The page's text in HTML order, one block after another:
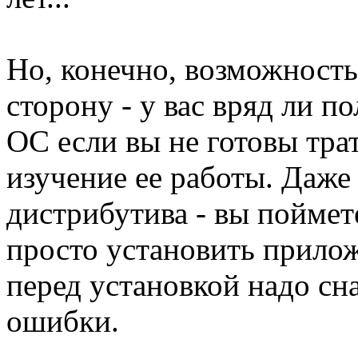
Но, конечно,
сторону - у вас вряд ли
ОС если вы не готовы
изучение ее работы.
дистрибутива - вы
просто установить
перед установкой надо
ошибки.